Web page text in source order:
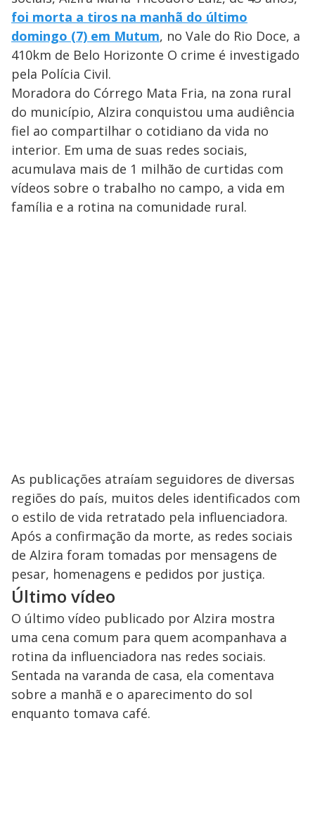
foi morta a tiros na manhã do último
domingo (7) em Mutum, no Vale do Rio Doce, a
410km de Belo Horizonte O crime é investigado
pela Polícia Civil.
Moradora do Córrego Mata Fria, na zona rural
do município, Alzira conquistou uma audiência
fiel ao compartilhar o cotidiano da vida no
interior. Em uma de suas redes sociais,
acumulava mais de 1 milhão de curtidas com
vídeos sobre o trabalho no campo, a vida em
família e a rotina na comunidade rural.
As publicações atraíam seguidores de diversas
regiões do país, muitos deles identificados com
o estilo de vida retratado pela influenciadora.
Após a confirmação da morte, as redes sociais
de Alzira foram tomadas por mensagens de
pesar, homenagens e pedidos por justiça.
Último vídeo
O último vídeo publicado por Alzira mostra
uma cena comum para quem acompanhava a
rotina da influenciadora nas redes sociais.
Sentada na varanda de casa, ela comentava
sobre a manhã e o aparecimento do sol
enquanto tomava café.